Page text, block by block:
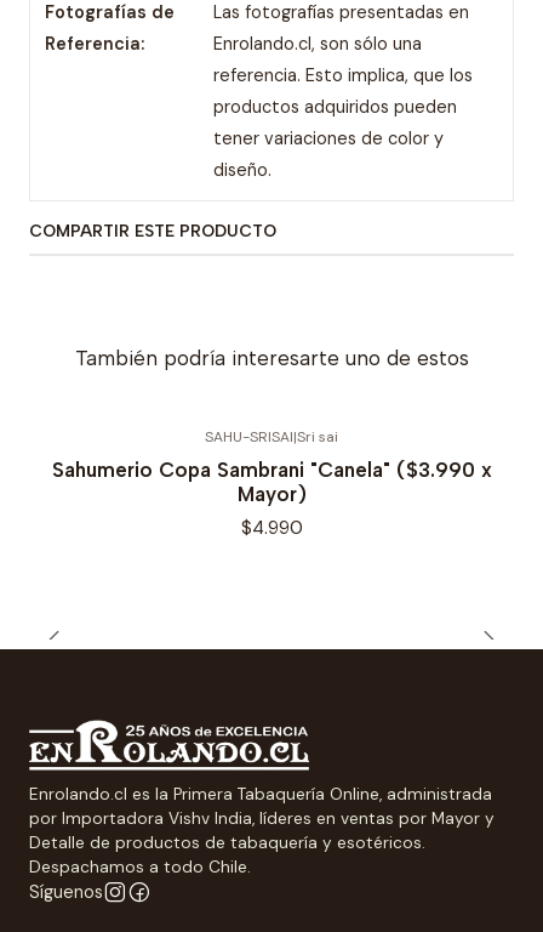
Fotografías de
Referencia:
Las fotografías presentadas en
Enrolando.cl, son sólo una
referencia. Esto implica, que los
productos adquiridos pueden
tener variaciones de color y
diseño.
COMPARTIR ESTE PRODUCTO
También podría interesarte uno de estos
SAHU-SRISAI|Sri sai
Sahumerio Copa Sambrani "Canela" ($3.990 x
Mayor)
$4.990
Enrolando.cl es la Primera Tabaquería Online, administrada
por Importadora Vishv India, líderes en ventas por Mayor y
Detalle de productos de tabaquería y esotéricos.
Despachamos a todo Chile.
Síguenos